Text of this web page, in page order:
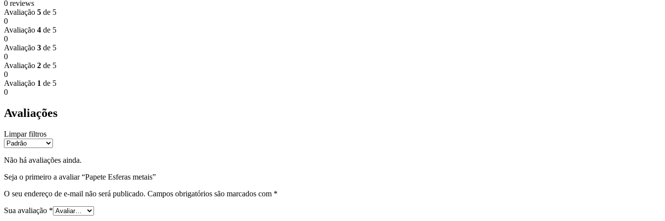
0 reviews
Avaliação 5 de 5
0
Avaliação 4 de 5
0
Avaliação 3 de 5
0
Avaliação 2 de 5
0
Avaliação 1 de 5
0
Avaliações
Limpar filtros
Não há avaliações ainda.
Seja o primeiro a avaliar “Papete Esferas metais”
O seu endereço de e-mail não será publicado. Campos obrigatórios são marcados com *
Sua avaliação *